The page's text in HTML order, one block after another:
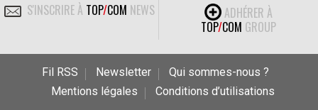
S'INSCRIRE À TOP/COM NEWS
ADHÉRER À
TOP/COM GROUP
Fil RSS Newsletter
Qui sommes-nous ?
Mentions légales
Conditions d’utilisations